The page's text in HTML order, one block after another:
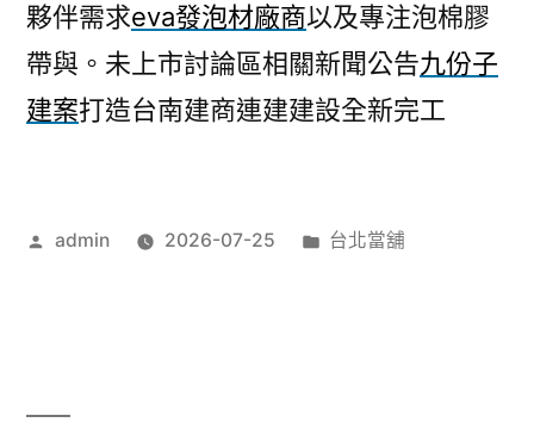
夥伴需求eva發泡材廠商以及專注泡棉膠
帶與。未上市討論區相關新聞公告九份子
建案打造台南建商連建建設全新完工
作
admin 2026-07-25
分
台北當舖